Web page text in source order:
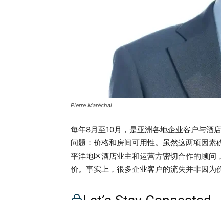
Pierre Maréchal
每年8月至10月，是亚洲各地企业客户与酒
问题：价格和房间可用性。虽然这两项因
平洋地区酒店业主和运营方密切合作的顾
价。事实上，很多企业客户的流失并非因为
在本季度成功留住企业客户结语：掌握企业